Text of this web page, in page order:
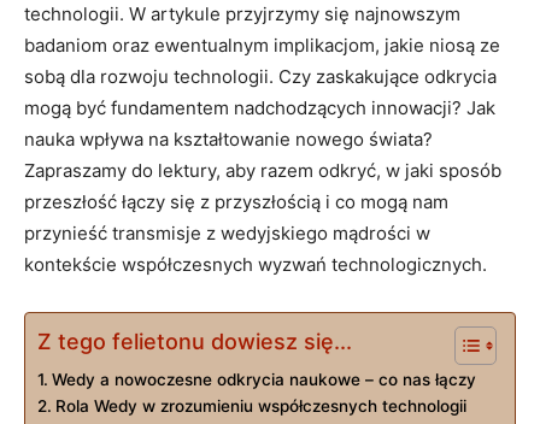
technologii. W artykule przyjrzymy się najnowszym
badaniom oraz ewentualnym implikacjom, jakie niosą ze
sobą dla rozwoju technologii. Czy zaskakujące odkrycia
mogą być fundamentem nadchodzących innowacji? Jak
nauka wpływa na kształtowanie nowego świata?
Zapraszamy do lektury, aby razem odkryć, w jaki sposób
przeszłość łączy się z przyszłością i co mogą nam
przynieść transmisje z wedyjskiego mądrości w
kontekście współczesnych wyzwań technologicznych.
Z tego felietonu dowiesz się...
Wedy a nowoczesne odkrycia naukowe – co nas łączy
Rola Wedy w zrozumieniu współczesnych technologii